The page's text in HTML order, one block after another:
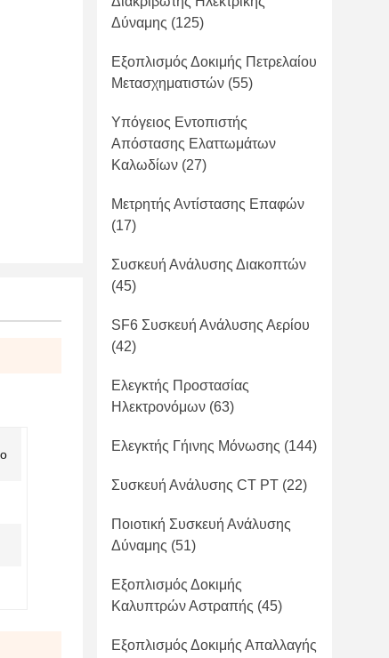
Δύναμης (125)
Εξοπλισμός Δοκιμής Πετρελαίου
Μετασχηματιστών (55)
Υπόγειος Εντοπιστής
Απόστασης Ελαττωμάτων
Καλωδίων (27)
Μετρητής Αντίστασης Επαφών
(17)
Συσκευή Ανάλυσης Διακοπτών
(45)
SF6 Συσκευή Ανάλυσης Αερίου
(42)
Ελεγκτής Προστασίας
Ηλεκτρονόμων (63)
Ελεγκτής Γήινης Μόνωσης (144)
Συσκευή Ανάλυσης CT PT (22)
Ποιοτική Συσκευή Ανάλυσης
Δύναμης (51)
Εξοπλισμός Δοκιμής
Καλυπτρών Αστραπής (45)
Εξοπλισμός Δοκιμής Απαλλαγής